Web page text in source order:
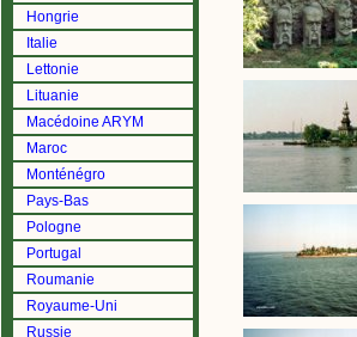
Hongrie
Italie
Lettonie
Lituanie
Macédoine ARYM
Maroc
Monténégro
Pays-Bas
Pologne
Portugal
Roumanie
Royaume-Uni
Russie